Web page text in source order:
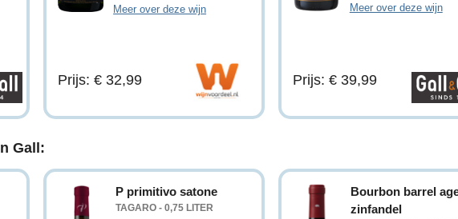
Meer over deze wijn
Prijs: € 32,99
Meer over deze wijn
Prijs: € 39,99
Gall:
P primitivo satone
TAGARO - 0,75 LITER
Bourbon barrel
zinfandel